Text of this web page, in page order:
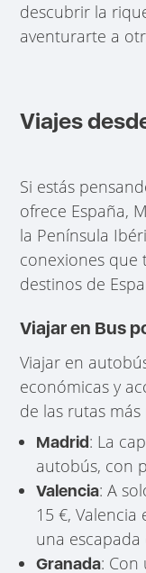
descubrir la
aventurarte a
Viajes
Si estás
ofrece España,
la Península
conexiones que
destinos de
Viajar en Bus
Viajar en
económicas y
de las rutas
Madrid: La
autobús, con
Valencia: A
15 €,
una
Granada: Con